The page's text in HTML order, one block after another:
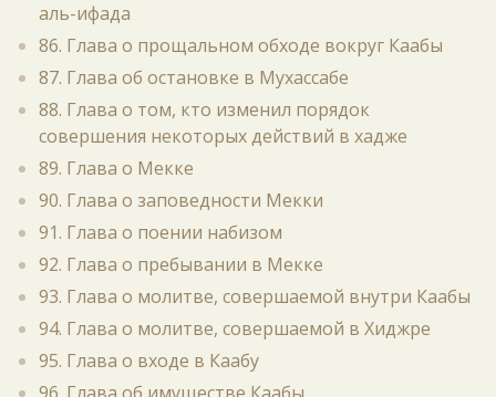
аль-ифада
86. Глава о прощальном обходе вокруг Каабы
87. Глава об остановке в Мухассабе
88. Глава о том, кто изменил порядок
совершения некоторых действий в хадже
89. Глава о Мекке
90. Глава о заповедности Мекки
91. Глава о поении набизом
92. Глава о пребывании в Мекке
93. Глава о молитве, совершаемой внутри Каабы
94. Глава о молитве, совершаемой в Хиджре
95. Глава о входе в Каабу